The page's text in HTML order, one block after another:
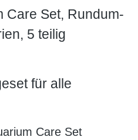
Care Set, Rundum-
5 teilig
für alle
Care Set